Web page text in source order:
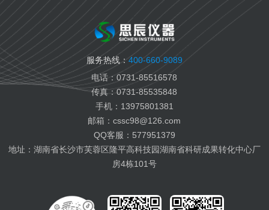
国六柴油检测
变齿轮油检测
变压器油检测
纤膏缆膏检测
船用燃料油检测
服务热线： 400-660-9089
电话：0731-85516578
传真：0731-85535848
手机：13975801381
邮箱：cssc98@126.com
QQ客服：577951379
地址：湖南省长沙市芙蓉区隆平高科技园湖南省科研成果转化中心厂
房4栋101号